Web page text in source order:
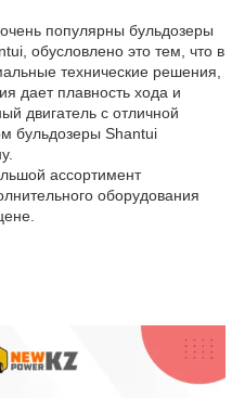
популярны бульдозеры
обусловлено это тем, что в
технические решения,
дает плавность хода и
двигатель с отличной
бульдозеры Shantui
ассортимент
оборудования